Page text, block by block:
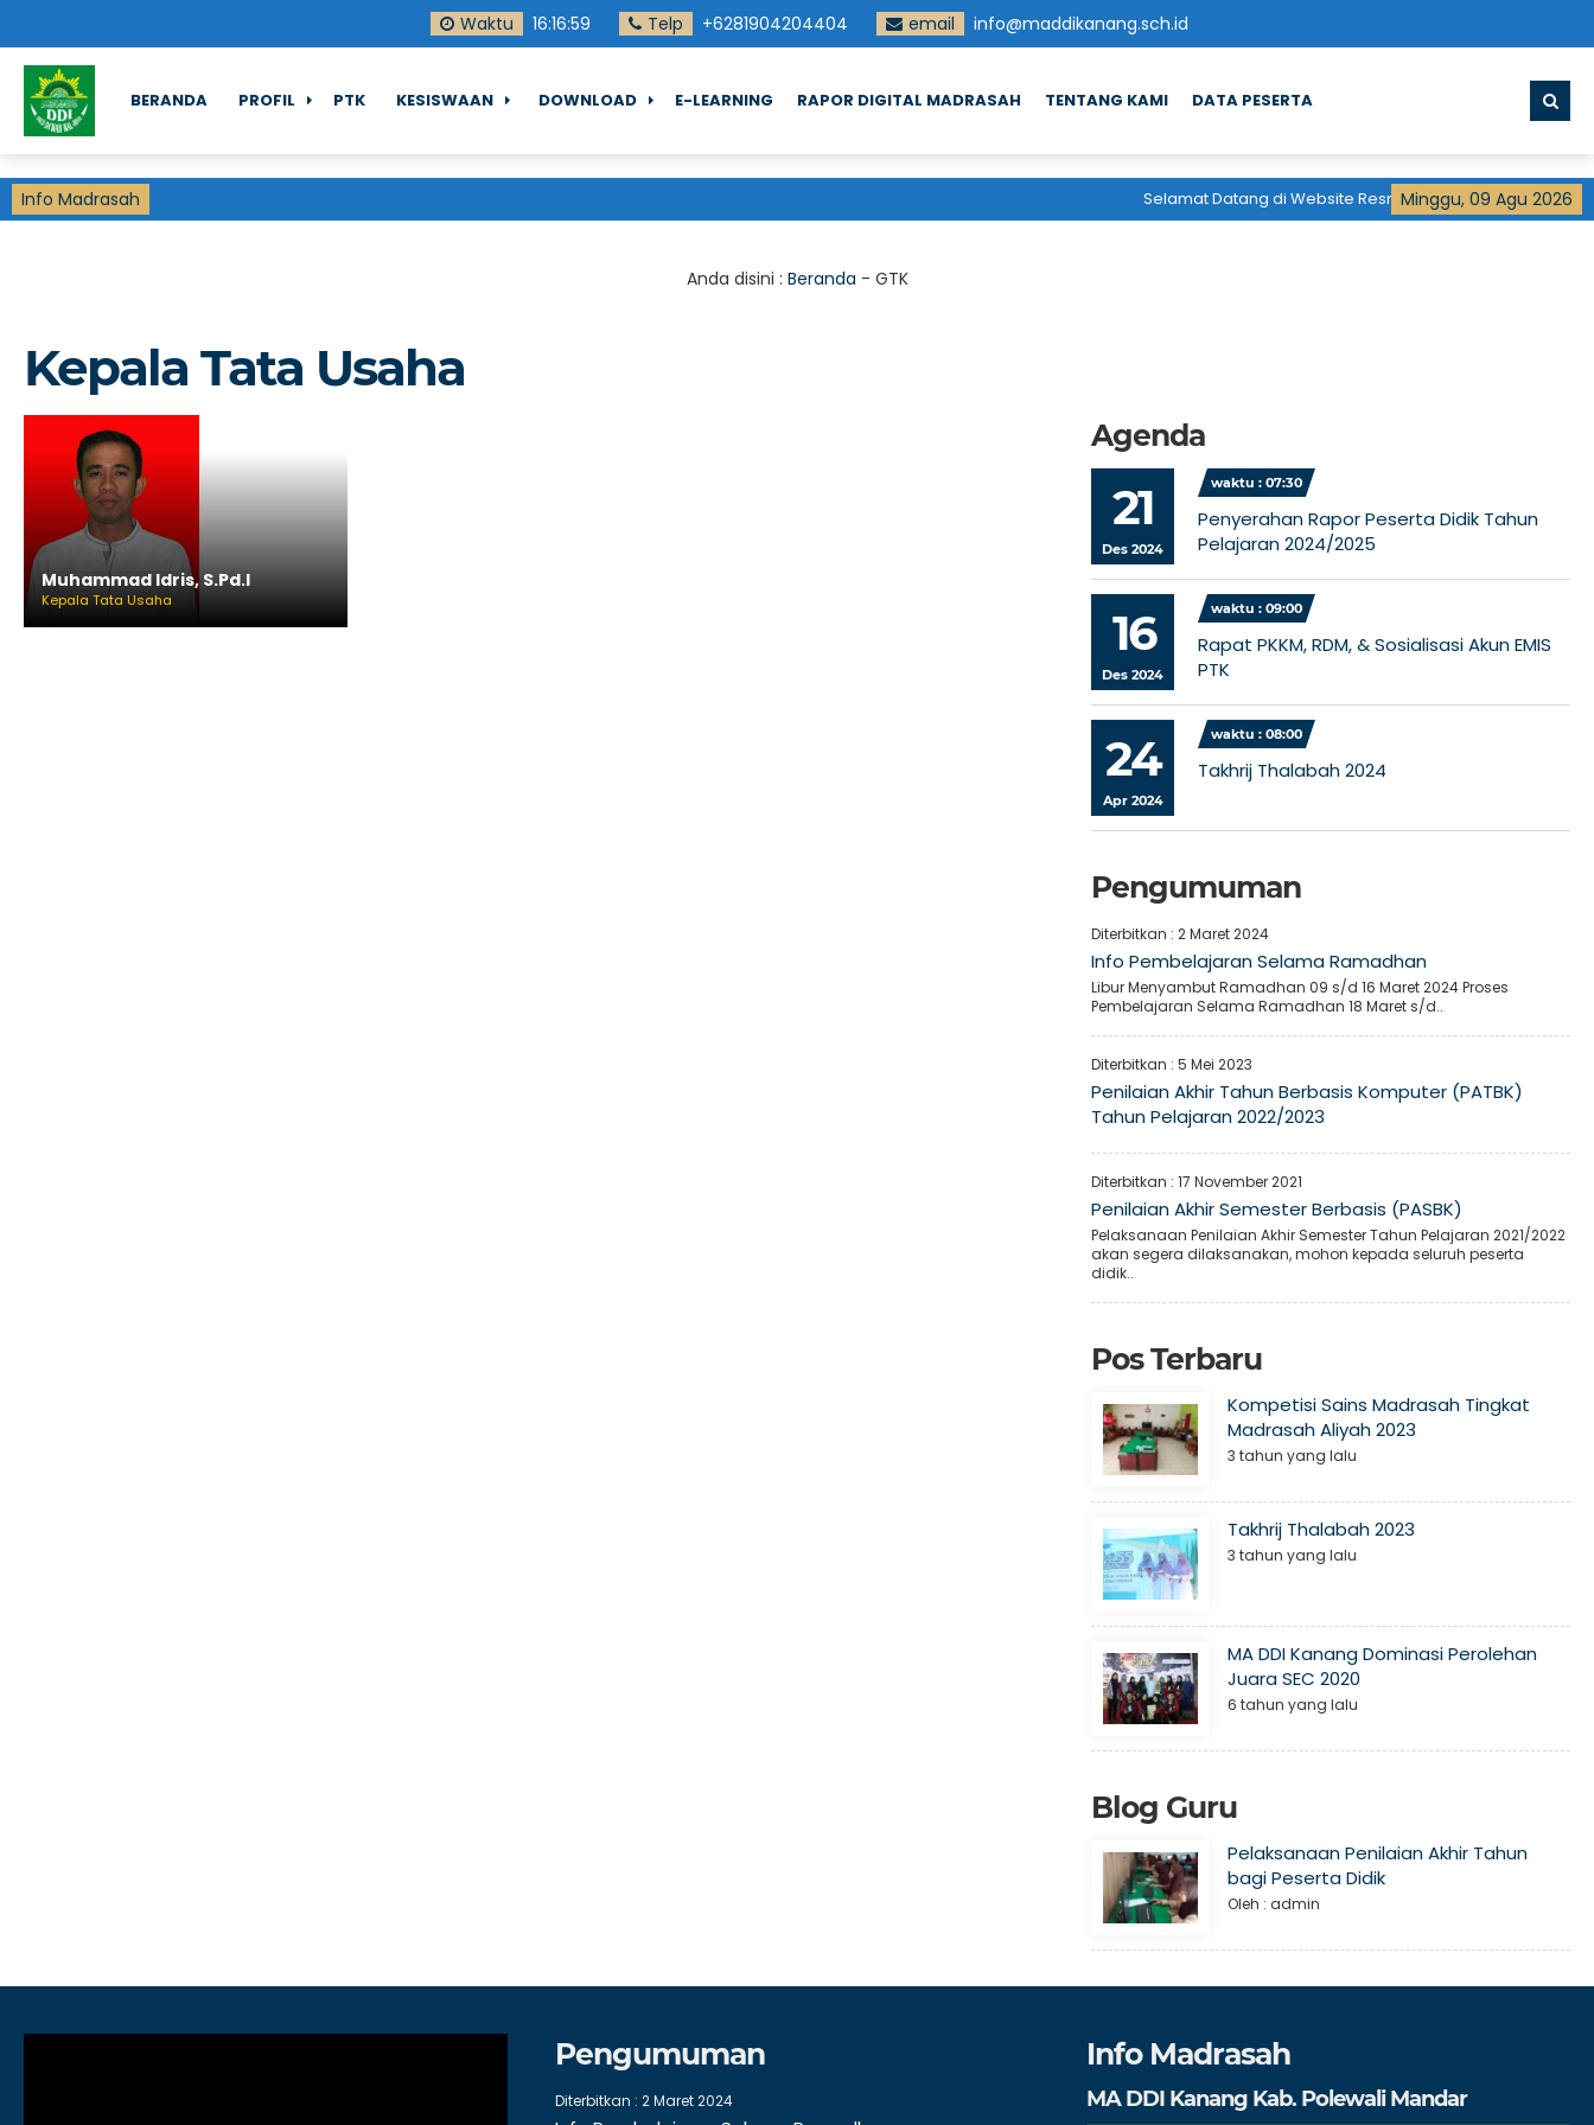
Waktu 16:16:59 Telp +6281904204404 email info@maddikanang.sch.id
BERANDA PROFIL PTK KESISWAAN DOWNLOAD E-LEARNING RAPOR DIGITAL MADRASAH TENTANG KAMI DATA PESERTA
Info Madrasah Minggu, 09 Agu 2026
Selamat Datang di Website ResmiMadrasah Aliyah
Anda disini : Beranda - GTK
Kepala Tata Usaha
Muhammad Idris, S.Pd.I
Kepala Tata Usaha
Agenda
21
Des 2024
waktu : 07:30
Penyerahan Rapor Peserta Didik Tahun
Pelajaran 2024/2025
16
Des 2024
waktu : 09:00
Rapat PKKM, RDM, & Sosialisasi Akun EMIS
PTK
24
Apr 2024
waktu : 08:00
Takhrij Thalabah 2024
Pengumuman
Diterbitkan :2 Maret 2024
Info Pembelajaran Selama Ramadhan
Libur Menyambut Ramadhan 09 s/d 16 Maret 2024 Proses
Pembelajaran Selama Ramadhan 18 Maret s/d..
Diterbitkan :5 Mei 2023
Penilaian Akhir Tahun Berbasis Komputer (PATBK)
Tahun Pelajaran 2022/2023
Diterbitkan :17 November 2021
Penilaian Akhir Semester Berbasis (PASBK)
Pelaksanaan Penilaian Akhir Semester Tahun Pelajaran 2021/2022
akan segera dilaksanakan, mohon kepada seluruh peserta
didik..
Pos Terbaru
Kompetisi Sains Madrasah Tingkat
Madrasah Aliyah 2023
3 tahun yang lalu
Takhrij Thalabah 2023
3 tahun yang lalu
MA DDI Kanang Dominasi Perolehan
Juara SEC 2020
6 tahun yang lalu
Blog Guru
Pelaksanaan Penilaian Akhir Tahun
bagi Peserta Didik
Oleh : admin
Pengumuman
Diterbitkan : 2 Maret 2024
Info Madrasah
MA DDI Kanang Kab. Polewali Mandar